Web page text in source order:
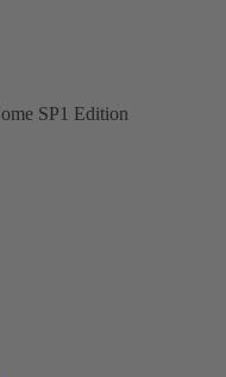
SP1 Edition